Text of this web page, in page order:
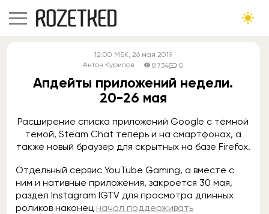
12:00 MSK, 26 мая 2019
Антон Курилов
8 734 0
Апдейты приложений недели.
20-26 мая
Расширение списка приложений Google с тёмной
темой, Steam Chat теперь и на смартфонах, а
также новый браузер для скрытных на базе Firefox.
Отдельный сервис YouTube Gaming, а вместе с
ним и нативные приложения, закроется 30 мая,
раздел Instagram IGTV для просмотра длинных
роликов наконец начал поддерживать